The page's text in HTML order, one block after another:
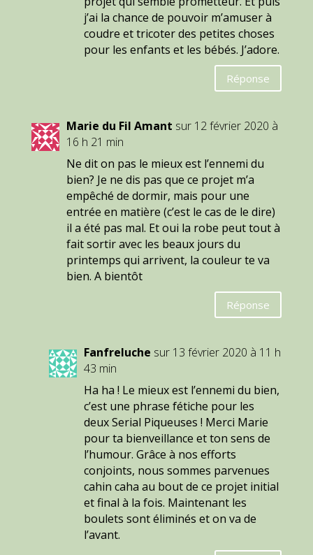
j’ai la chance de pouvoir m’amuser à
coudre et tricoter des petites choses
pour les enfants et les bébés. J’adore.
Réponse
Marie du Fil Amant sur 12 février 2020 à
16 h 21 min
Ne dit on pas le mieux est l’ennemi du
bien? Je ne dis pas que ce projet m’a
empêché de dormir, mais pour une
entrée en matière (c’est le cas de le dire)
il a été pas mal. Et oui la robe peut tout à
fait sortir avec les beaux jours du
printemps qui arrivent, la couleur te va
bien. A bientôt
Réponse
Fanfreluche sur 13 février 2020 à 11 h
43 min
Ha ha ! Le mieux est l’ennemi du bien,
c’est une phrase fétiche pour les
deux Serial Piqueuses ! Merci Marie
pour ta bienveillance et ton sens de
l’humour. Grâce à nos efforts
conjoints, nous sommes parvenues
cahin caha au bout de ce projet initial
et final à la fois. Maintenant les
boulets sont éliminés et on va de
l’avant.